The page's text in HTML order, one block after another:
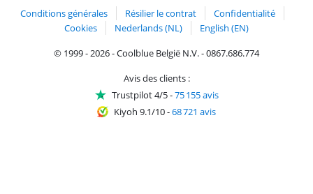
Conditions générales Résilier le contrat
Confidentialité
Cookies
Nederlands (NL)
English (EN)
© 1999 - 2026 - Coolblue België N.V. - 0867.686.774
Avis des clients :
Trustpilot 4/5-75 155 avis
Kiyoh 9.1/10-68 721 avis